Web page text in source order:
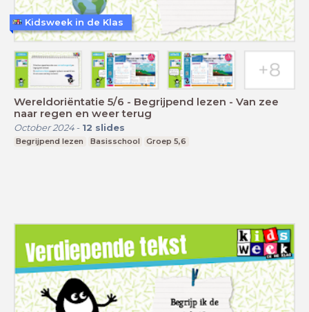
Wereldoriëntatie 5/6 - Begrijpend lezen - Van zee
naar regen en weer terug
October 2024- 12 slides
Begrijpend lezen Basisschool Groep 5,6
Kidsweek in de Klas